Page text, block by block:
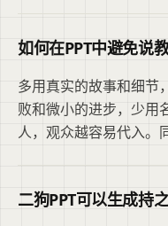
如何在PPT中避免说
多用真实的故事和细节
败和微小的进步，少用
人，观众越容易代入。
二狗PPT可以生成持